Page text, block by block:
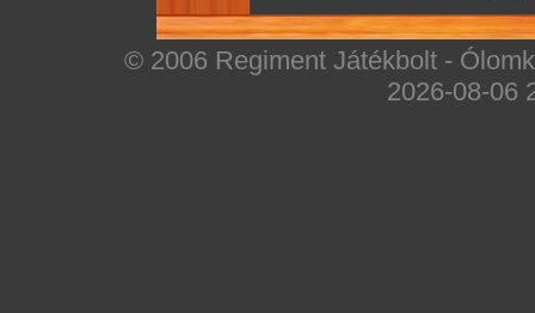
© 2006 Regiment Játékbolt -
2026-08-06